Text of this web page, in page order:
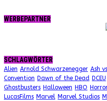
WERBEPARTNER
SCHLAGWÖRTER
Alien Arnold Schwarzenegger Ash
Convention Dawn of the Dead DCEU
Ghostbusters Halloween HBO
LucasFilms Marvel Marvel Studios